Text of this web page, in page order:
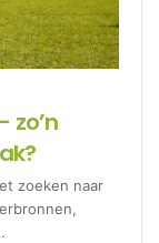
zo’n
zoeken naar